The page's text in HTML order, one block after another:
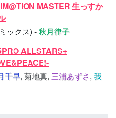
MASTER 生っすか
ックス) -秋月律子
ALLSTARS+
千早, 菊地真, 三浦あずさ, 我